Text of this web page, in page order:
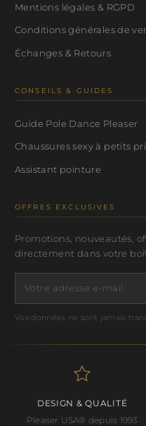
Mentions légales & RGPD
Conditions générales de
Échanges & Retours
CONSEILS & GUIDES
Guide Pole Dance Pleaser
Chaussures sexy à petits
Assistant pointure
OFFRES EXCLUSIVES
Promotions, nouveautés,
directement dans votre
Vos données ne sont jamais
DESIGN & QUALITÉ
Pleaser USA® depuis 1993